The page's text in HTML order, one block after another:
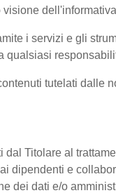
i servizi e gli
tutelati dalle
dal Titolare al
dipendenti e
dei dati e/o